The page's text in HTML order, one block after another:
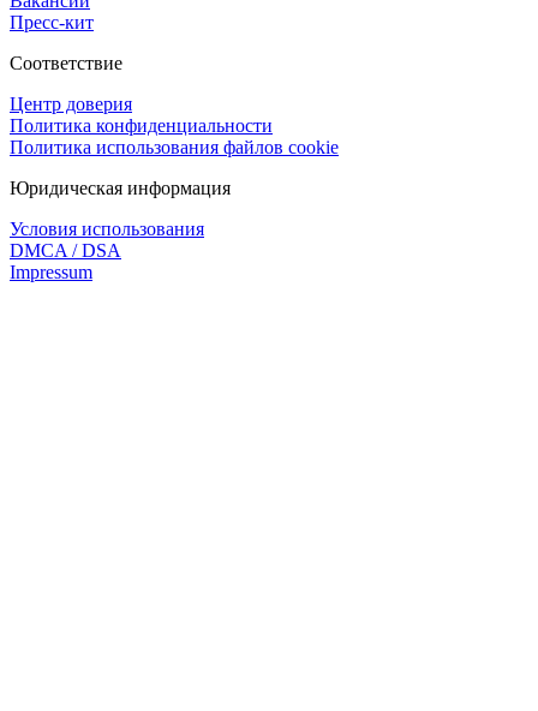
Пресс-кит
Соответствие
Центр доверия
Политика конфиденциальности
Политика использования файлов cookie
Юридическая информация
Условия использования
DMCA / DSA
Impressum